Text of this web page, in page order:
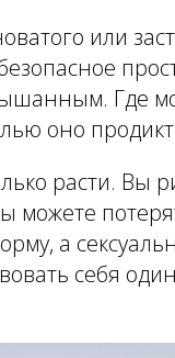
или
Где
оно
расти. Вы
можете
а
себя